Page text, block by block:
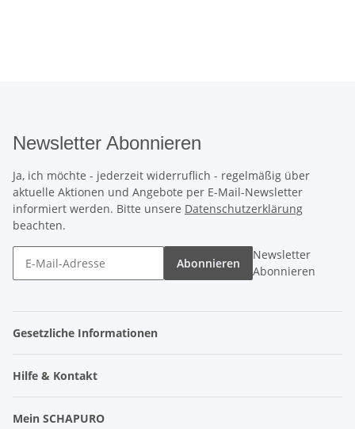
Newsletter Abonnieren
Ja, ich möchte - jederzeit widerruflich - regelmäßig über
aktuelle Aktionen und Angebote per E-Mail-Newsletter
informiert werden. Bitte unsere Datenschutzerklärung
beachten.
Abonnieren
Newsletter
Abonnieren
Gesetzliche Informationen
Hilfe & Kontakt
Mein SCHAPURO